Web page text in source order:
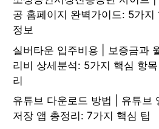
공 홈페이지 완벽가이드: 5가지
정보
실버타운 입주비용 | 보증금과
리비 상세분석: 5가지 핵심 항
리
유튜브 다운로드 방법 | 유튜브
저장 앱 총정리: 7가지 핵심 팁